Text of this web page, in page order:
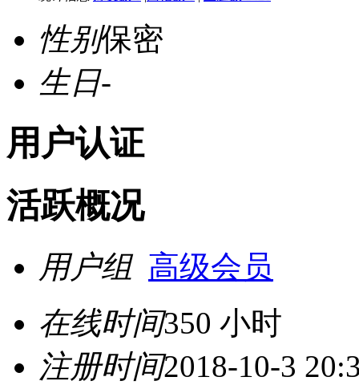
性别保密
生日-
用户认证
活跃概况
用户组 高级会员
在线时间350 小时
注册时间2018-10-3